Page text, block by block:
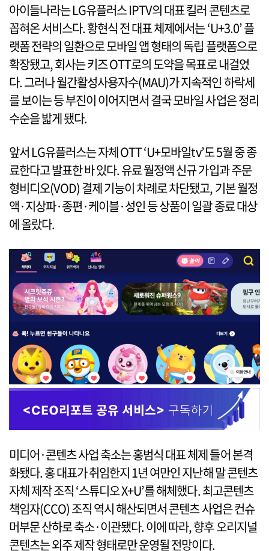
아이들나라는 LG유플러스 IPTV의 대표 킬러 콘텐츠로
꼽혀온 서비스다. 황현식 전 대표 체제에서는 ‘U+3.0’ 플
랫폼 전략의 일환으로 모바일 앱 형태의 독립 플랫폼으로
확장됐고, 회사는 키즈 OTT로의 도약을 목표로 내걸었
다. 그러나 월간활성사용자수(MAU)가 지속적인 하락세
를 보이는 등 부진이 이어지면서 결국 모바일 사업은 정리
수순을 밟게 됐다.
앞서 LG유플러스는 자체 OTT ‘U+모바일tv’도 5월 중 종
료한다고 발표한 바 있다. 유료 월정액 신규 가입과 주문
형비디오(VOD) 결제 기능이 차례로 차단됐고, 기본 월정
액·지상파·종편·케이블·성인 등 상품이 일괄 종료 대상
에 올랐다.
미디어·콘텐츠 사업 축소는 홍범식 대표 체제 들어 본격
화됐다. 홍 대표가 취임한지 1년 여만인 지난해 말 콘텐츠
자체 제작 조직 ‘스튜디오 X+U’를 해체했다. 최고콘텐츠
책임자(CCO) 조직 역시 해산되면서 콘텐츠 사업은 컨슈
머부문 산하로 축소·이관됐다. 이에 따라, 향후 오리지널
콘텐츠는 외주 제작 형태로만 운영될 전망이다.